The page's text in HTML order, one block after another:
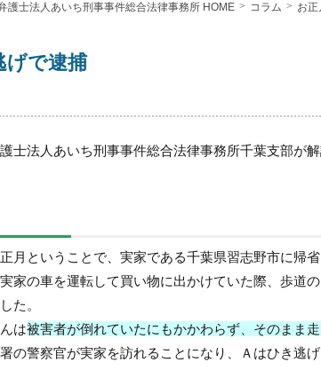
護士法人あいち刑事事件総合法律事務所 HOME コラム お
げで逮捕
士法人あいち刑事事件総合法律事務所千葉支部が
月 ということで、実家である千葉県習志野市に帰省
家の車を運転して買い物に出かけていた際、歩道
た。
は被害者が倒れていたにもかかわらず、そのまま
の警察官が実家を訪れることになり、Ａはひき逃